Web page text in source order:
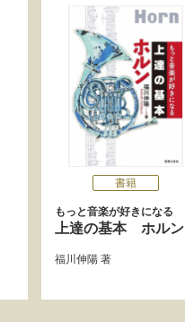
書籍
もっと音楽が好きになる
上達の基本 ホルン
福川伸陽 著